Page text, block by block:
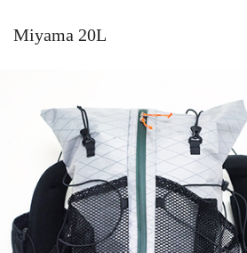
Miyama 20L